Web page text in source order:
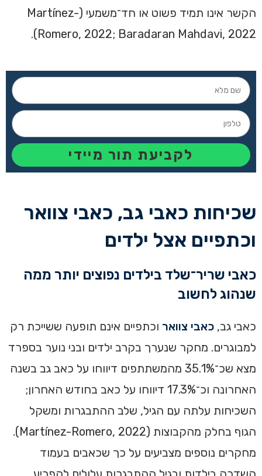
הקשר אינו תמיד פשוט או חד־משמעי (Martínez-
Romero, 2022; Baradaran Mahdavi, 2022).
לקביעת תור מיידי
שכיחות כאבי גב, כאבי צוואר
וכתפיים אצל ילדים
כאבי שריר־שלד בילדים נפוצים יותר ממה
שנהוג לחשוב
כאבי גב, כאבי צוואר וכתפיים אינם תופעה ששייכת רק
למבוגרים. מחקר שנערך בקרב ילדים ובני נוער בספרד
מצא שכ־35.1% מהמשתתפים דיווחו על כאב גב בשנה
האחרונה וכ־17.3% דיווחו על כאב בחודש האחרון;
השכיחות עלתה עם הגיל, שלב ההתבגרות ומשקל
הגוף בחלק מהקבוצות (Martínez-Romero, 2022).
מחקרים נוספים מצביעים על כך שכאבים בעמוד